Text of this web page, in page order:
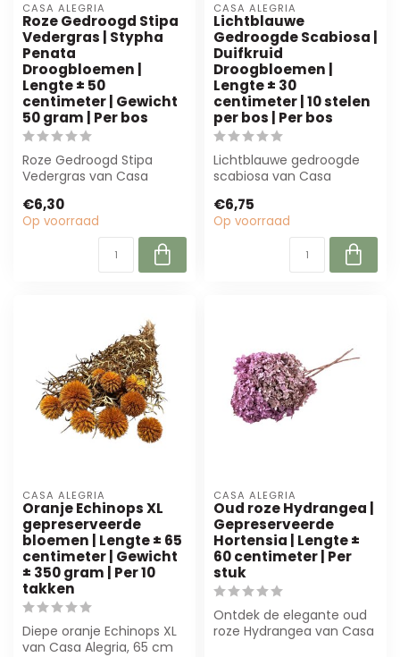
CASA ALEGRIA
Roze Gedroogd Stipa
Vedergras | Stypha
Penata
Droogbloemen |
Lengte ± 50
centimeter | Gewicht
50 gram | Per bos
Roze Gedroogd Stipa
Vedergras van Casa
toe aan bloemcrea...
€6,30
Op voorraad
CASA ALEGRIA
Lichtblauwe
Gedroogde Scabiosa |
Duifkruid
Droogbloemen |
Lengte ± 30
centimeter | 10 stelen
per bos | Per bos
Lichtblauwe gedroogde
scabiosa van Casa
stelen per bos...
€6,75
Op voorraad
CASA ALEGRIA
Oranje Echinops XL
gepreserveerde
bloemen | Lengte ± 65
centimeter | Gewicht
± 350 gram | Per 10
takken
Diepe oranje Echinops XL
van Casa Alegria, 65 cm
CASA ALEGRIA
Oud roze Hydrangea |
Gepreserveerde
Hortensia | Lengte ±
60 centimeter | Per
stuk
Ontdek de elegante oud
roze Hydrangea van Casa